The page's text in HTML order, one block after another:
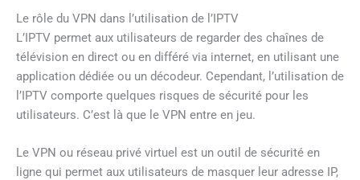
Le rôle du VPN dans l’utilisation de l’IPTV
L’IPTV permet aux utilisateurs de regarder des chaînes de
télévision en direct ou en différé via internet, en utilisant une
application dédiée ou un décodeur. Cependant, l’utilisation de
l’IPTV comporte quelques risques de sécurité pour les
utilisateurs. C’est là que le VPN entre en jeu.
Le VPN ou réseau privé virtuel est un outil de sécurité en
ligne qui permet aux utilisateurs de masquer leur adresse IP,